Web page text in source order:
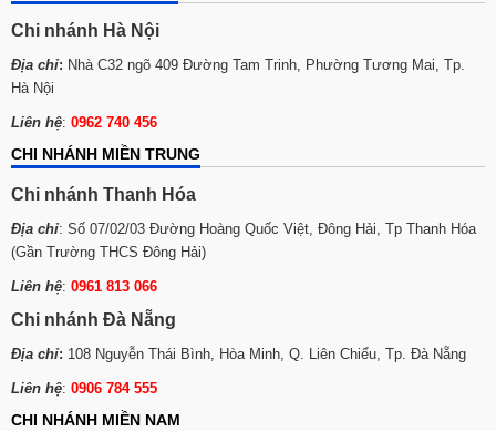
Chi nhánh Hà Nội
Địa chỉ: Nhà C32 ngõ 409 Đường Tam Trinh, Phường Tương Mai, Tp.
Hà Nội
Liên hệ: 0962 740 456
CHI NHÁNH MIỀN TRUNG
Chi nhánh Thanh Hóa
Địa chỉ: Số 07/02/03 Đường Hoàng Quốc Việt, Đông Hải, Tp Thanh Hóa
(Gần Trường THCS Đông Hải)
Liên hệ: 0961 813 066
Chi nhánh Đà Nẵng
Địa chỉ: 108 Nguyễn Thái Bình, Hòa Minh, Q. Liên Chiểu, Tp. Đà Nẵng
Liên hệ: 0906 784 555
CHI NHÁNH MIỀN NAM